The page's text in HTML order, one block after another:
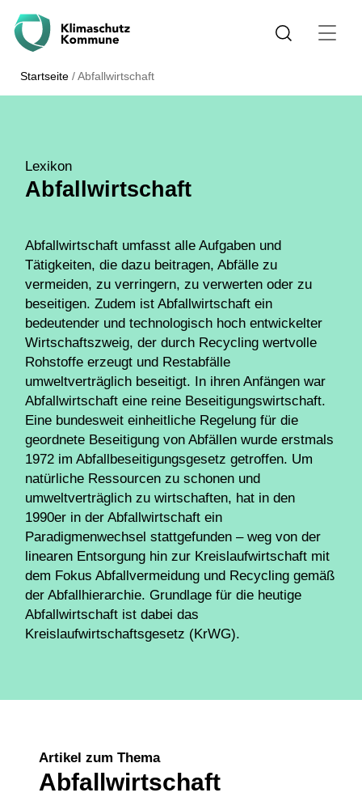
Startseite /Abfallwirtschaft
Lexikon
Abfallwirtschaft
Abfallwirtschaft umfasst alle Aufgaben und
Tätigkeiten, die dazu beitragen, Abfälle zu
vermeiden, zu verringern, zu verwerten oder zu
beseitigen. Zudem ist Abfallwirtschaft ein
bedeutender und technologisch hoch entwickelter
Wirtschaftszweig, der durch Recycling wertvolle
Rohstoffe erzeugt und Restabfälle
umweltverträglich beseitigt. In ihren Anfängen war
Abfallwirtschaft eine reine Beseitigungswirtschaft.
Eine bundesweit einheitliche Regelung für die
geordnete Beseitigung von Abfällen wurde erstmals
1972 im Abfallbeseitigungsgesetz getroffen. Um
natürliche Ressourcen zu schonen und
umweltverträglich zu wirtschaften, hat in den
1990er in der Abfallwirtschaft ein
Paradigmenwechsel stattgefunden – weg von der
linearen Entsorgung hin zur Kreislaufwirtschaft mit
dem Fokus Abfallvermeidung und Recycling gemäß
der Abfallhierarchie. Grundlage für die heutige
Abfallwirtschaft ist dabei das
Kreislaufwirtschaftsgesetz (KrWG).
Artikel zum Thema
Abfallwirtschaft